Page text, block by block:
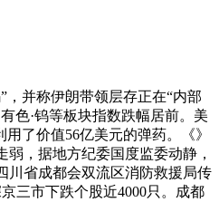
并称伊朗带领层存正在“内部
色·钨等板块指数跌幅居前。美
了价值56亿美元的弹药。《》
，据地方纪委国度监委动静，
川省成都会双流区消防救援局传
三市下跌个股近4000只。成都